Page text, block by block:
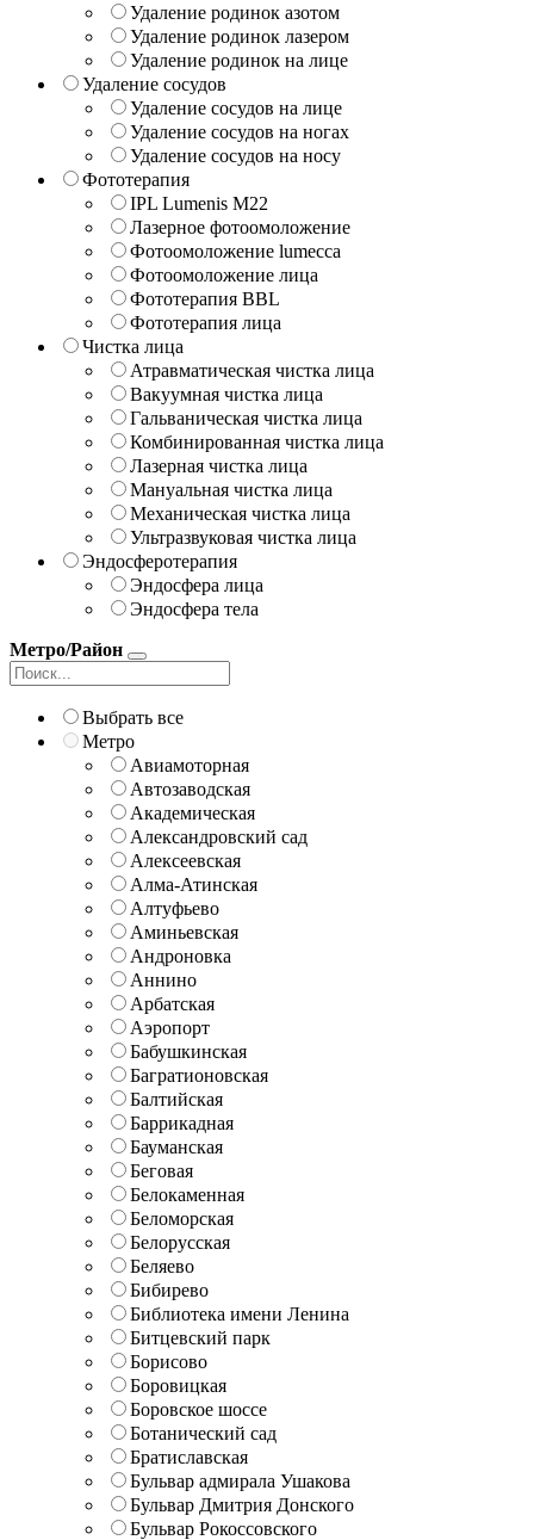
Удаление родинок азотом
Удаление родинок лазером
Удаление родинок на лице
Удаление сосудов
Удаление сосудов на лице
Удаление сосудов на ногах
Удаление сосудов на носу
Фототерапия
IPL Lumenis M22
Лазерное фотоомоложение
Фотоомоложение lumecca
Фотоомоложение лица
Фототерапия BBL
Фототерапия лица
Чистка лица
Атравматическая чистка лица
Вакуумная чистка лица
Гальваническая чистка лица
Комбинированная чистка лица
Лазерная чистка лица
Мануальная чистка лица
Механическая чистка лица
Ультразвуковая чистка лица
Эндосферотерапия
Эндосфера лица
Эндосфера тела
Метро/Район
Выбрать все
Метро
Авиамоторная
Автозаводская
Академическая
Александровский сад
Алексеевская
Алма-Атинская
Алтуфьево
Аминьевская
Андроновка
Аннино
Арбатская
Аэропорт
Бабушкинская
Багратионовская
Балтийская
Баррикадная
Бауманская
Беговая
Белокаменная
Беломорская
Белорусская
Беляево
Бибирево
Библиотека имени Ленина
Битцевский парк
Борисово
Боровицкая
Боровское шоссе
Ботанический сад
Братиславская
Бульвар адмирала Ушакова
Бульвар Дмитрия Донского
Бульвар Рокоссовского